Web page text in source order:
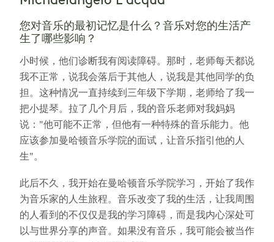
您对音乐的最初记忆是什么？音乐对您的生活产
生了哪些影响？
小时候，他们诊断我有阅读障碍。那时，老师每天都说
我不正常，说我会落后于其他人，说我是其他同学的负
担。这种情况一直持续到三年级下学期，老师给了我一
把小提琴。拉了几个月后，我的音乐老师对我妈妈
说："他可能不正常，但他有一种特殊的音乐能力。他
应该参加曼哈顿音乐学院的面试，让音乐指引他的人
生"。
此后不久，我开始在曼哈顿音乐学院学习，开始了我作
为音乐家的人生旅程。音乐改变了我的生活，让我周围
的人看到的不仅仅是我的学习障碍，而是我内心深处可
以与世界分享的声音。如果没有音乐，我可能会被当作